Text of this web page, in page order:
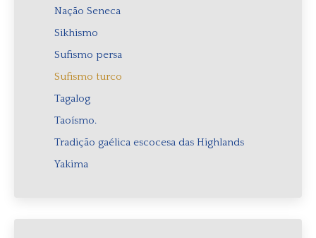
Nação Seneca
Sikhismo
Sufismo persa
Sufismo turco
Tagalog
Taoísmo.
Tradição gaélica escocesa das Highlands
Yakima